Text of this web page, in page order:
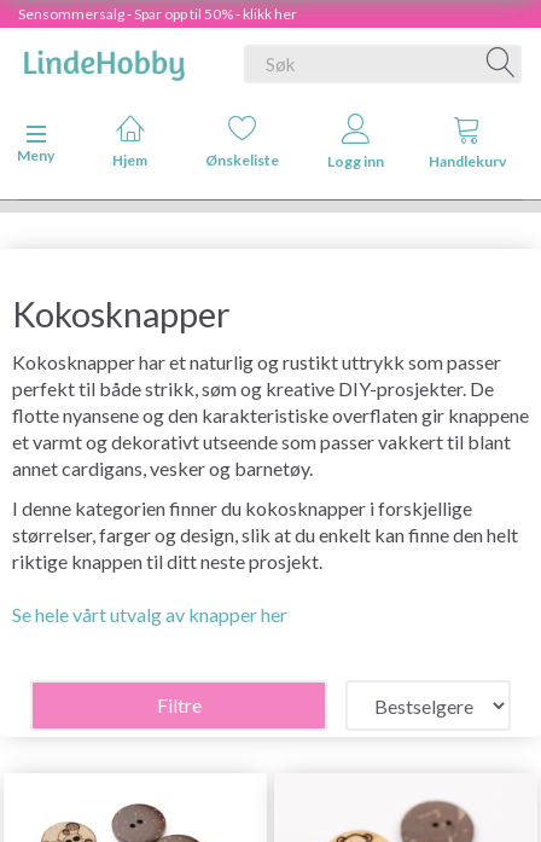
Sensommersalg - Spar opp til 50% - klikk her
Veksle navigasjon
Meny
Hjem Ønskeliste Logg inn Handlekurv
Kokosknapper
Kokosknapper har et naturlig og rustikt uttrykk som passer
perfekt til både strikk, søm og kreative DIY-prosjekter. De
flotte nyansene og den karakteristiske overflaten gir knappene
et varmt og dekorativt utseende som passer vakkert til blant
annet cardigans, vesker og barnetøy.
I denne kategorien finner du kokosknapper i forskjellige
størrelser, farger og design, slik at du enkelt kan finne den helt
riktige knappen til ditt neste prosjekt.
Se hele vårt utvalg av knapper her
Filtre